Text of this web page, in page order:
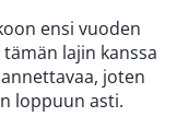
ensi vuoden
lajin kanssa
joten
loppuun asti.